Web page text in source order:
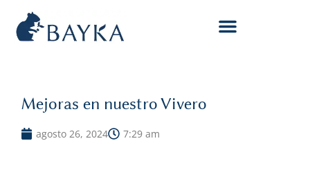
Mejoras en nuestro Vivero
agosto 26, 2024 7:29 am